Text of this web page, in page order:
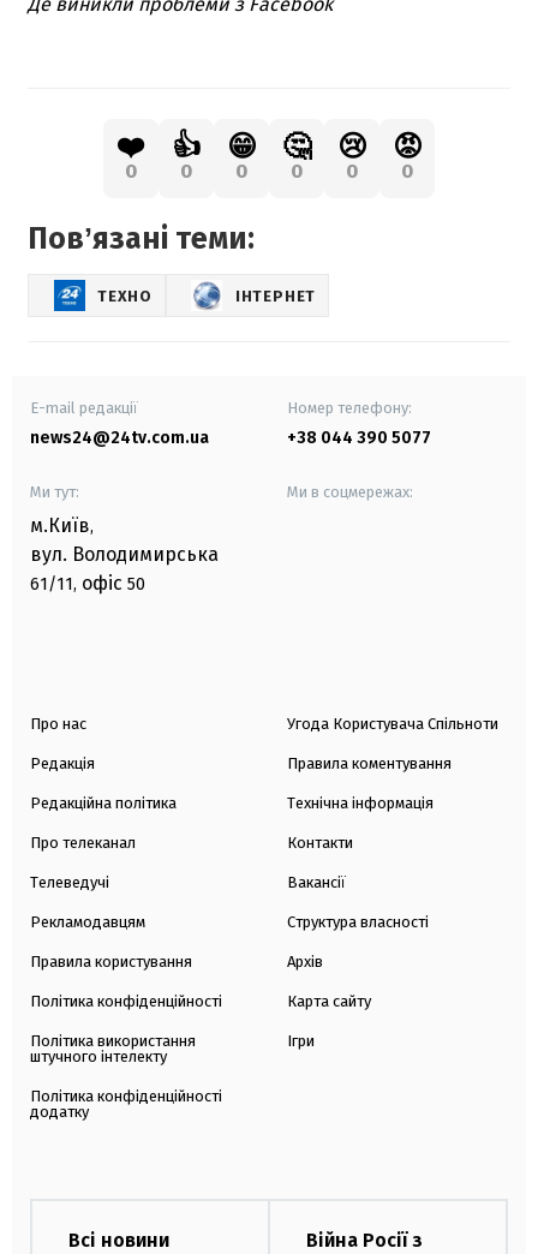
Де виникли проблеми з Facebook
❤️
0
👍
0
😁
0
🤔
0
😢
0
😡
0
Повʼязані теми:
ТЕХНО ІНТЕРНЕТ
E-mail редакції
news24@24tv.com.ua
Номер телефону:
+38 044 390 5077
Ми тут:
м.Київ,
вул. Володимирська
61/11, офіс 50
Ми в соцмережах:
Про нас
Редакція
Редакційна політика
Про телеканал
Телеведучі
Рекламодавцям
Правила користування
Політика конфіденційності
Політика використання
штучного інтелекту
Політика конфіденційності
додатку
Угода Користувача Спільноти
Правила коментування
Технічна інформація
Контакти
Вакансії
Структура власності
Архів
Карта сайту
Ігри
Всі новини
Війна Росії з